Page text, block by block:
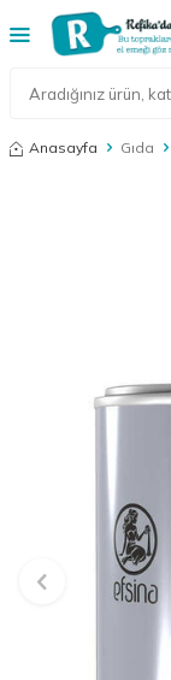
Anasayfa Gıda